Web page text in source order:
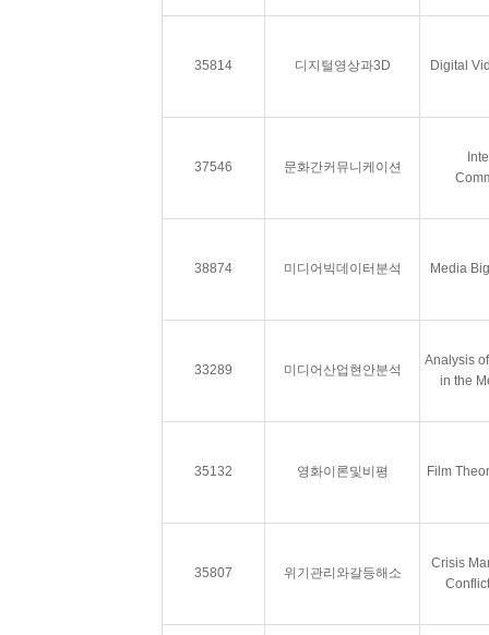
35814 디지털영상과3D Digital
37546 문화간커뮤니케이션
38874 미디어빅데이터분석 Media
33289 미디어산업현안분석
Analysis
in the
35132 영화이론및비평 Film
35807 위기관리와갈등해소
Crisis